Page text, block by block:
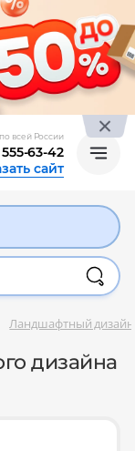
всей России
63-42
сайт
Ландшафтный дизайн
дизайна